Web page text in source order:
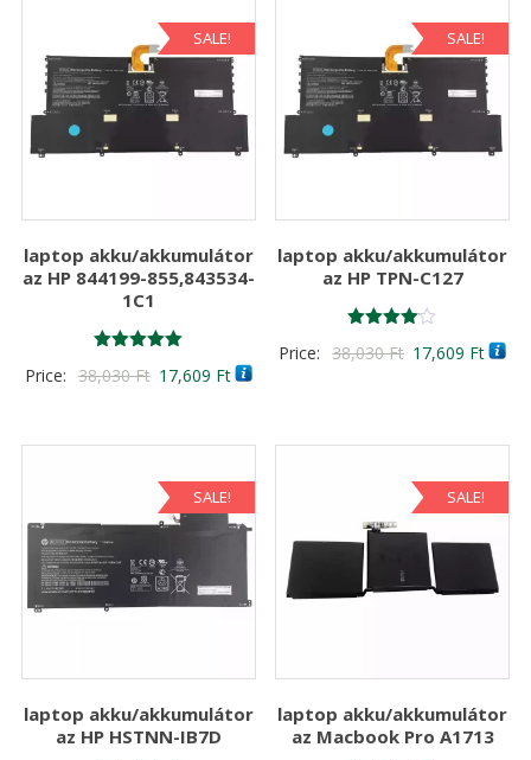
SALE!
laptop akku/akkumulátor
az HP 844199-855,843534-
1C1
5.00
Price: 38,030Ft Original
17,609 FtCurrent
SALE!
laptop akku/akkumulátor
az HP TPN-C127
4.00
Price: 38,030Ft Original
38,030 Ft
17,609 Ft
SALE!
laptop akku/akkumulátor
az HP HSTNN-IB7D
SALE!
laptop akku/akkumulátor
az Macbook Pro A1713